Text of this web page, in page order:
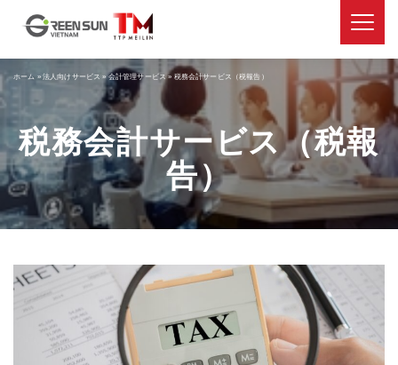
税務会計サービス（税報
告）
ホーム » 法人向けサービス » 会計管理サービス » 税務会計サービス（税報告）